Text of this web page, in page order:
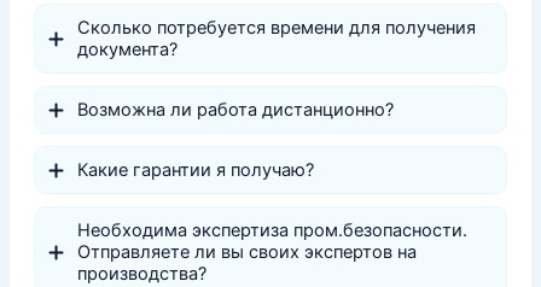
Сколько потребуется времени для получения
документа?
Возможна ли работа дистанционно?
Какие гарантии я получаю?
Необходима экспертиза пром.безопасности.
Отправляете ли вы своих экспертов на
производства?